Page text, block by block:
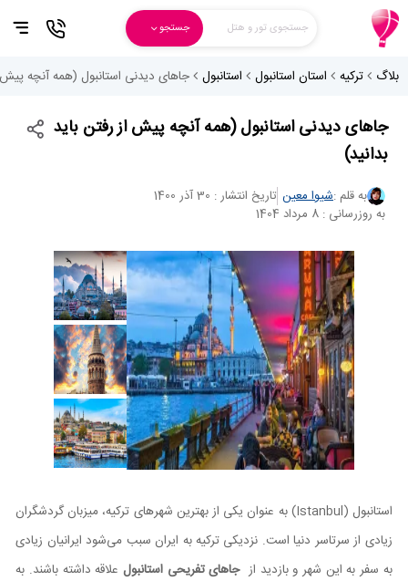
جستجوی تور و هتل جستجو
بلاگ ترکیه استان استانبول استانبول جاهای دیدنی استانبول (همه آنچه پیش
جاهای دیدنی استانبول (همه آنچه پیش از رفتن باید
بدانید)
به قلم :شیوا معین تاریخ انتشار : 30 آذر 1400
به روزرسانی : 8 مرداد 1404
استانبول (Istanbul) به عنوان یکی از بهترین شهر‌های ترکیه، میزبان گردشگران
زیادی از سرتاسر دنیا است. نزدیکی ترکیه به ایران سبب می‌شود ایرانیان زیادی
به سفر به این شهر و بازدید ازجاهای تفریحی استانبول علاقه داشته باشند. به